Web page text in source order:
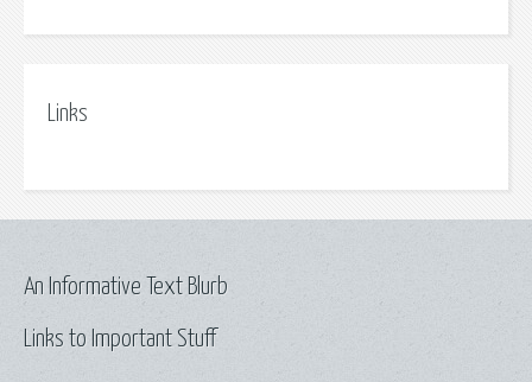
Links
Links to Important Stuff
An Informative Text Blurb